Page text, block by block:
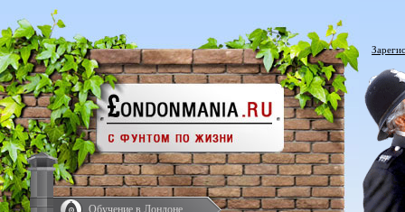
Обучение в Лондоне